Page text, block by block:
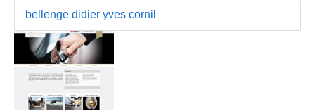
bellenge didier yves cornil